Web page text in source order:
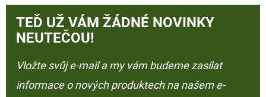
TEĎ UŽ VÁM ŽÁDNÉ NOVINKY
NEUTEČOU!
Vložte svůj e-mail a my vám budeme zasílat
informace o nových produktech na našem e-